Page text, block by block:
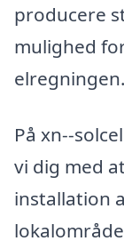
producere
mulighed
elregningen.
På xn--
vi dig med
installation